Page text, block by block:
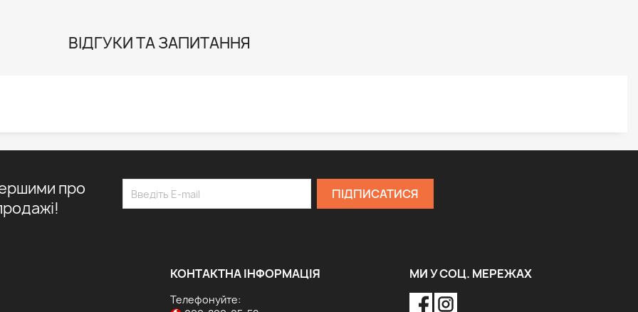
ВІДГУКИ ТА ЗАПИТАННЯ
про
КОНТАКТНА ІНФОРМАЦІЯ
Телефонуйте:
МИ У СОЦ. МЕРЕЖАХ